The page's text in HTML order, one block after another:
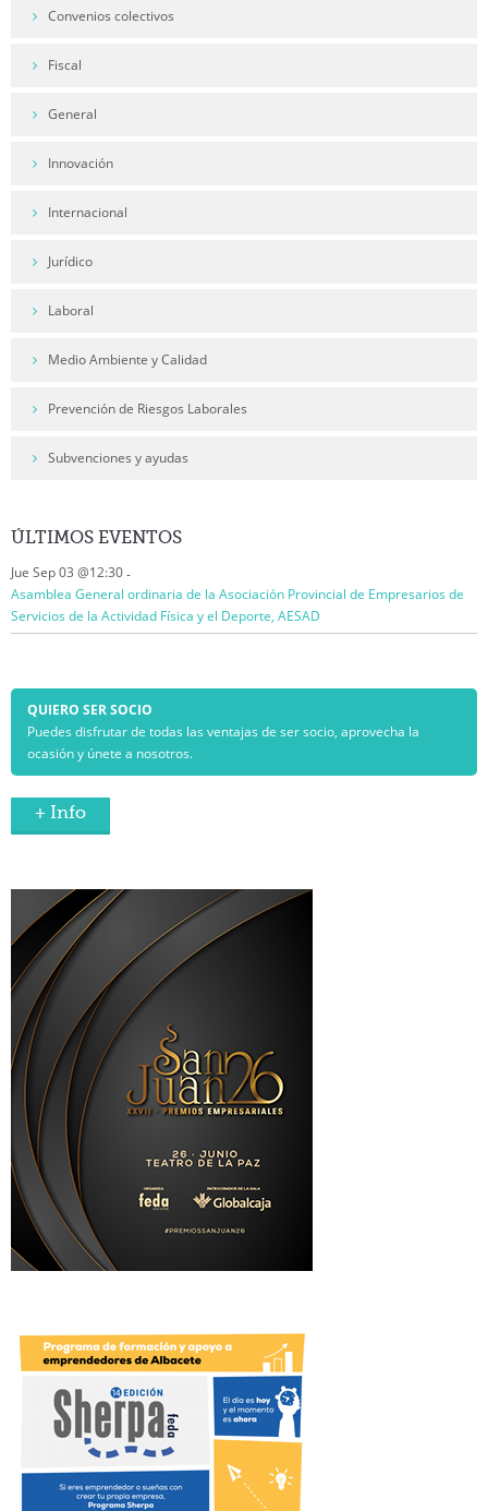
Convenios colectivos
Fiscal
General
Innovación
Internacional
Jurídico
Laboral
Medio Ambiente y Calidad
Prevención de Riesgos Laborales
Subvenciones y ayudas
ÚLTIMOS EVENTOS
Jue Sep 03 @12:30-
Asamblea General ordinaria de la Asociación Provincial de Empresarios de
Servicios de la Actividad Física y el Deporte, AESAD
QUIERO SER SOCIO
Puedes disfrutar de todas las ventajas de ser socio, aprovecha la
ocasión y únete a nosotros.
+ Info